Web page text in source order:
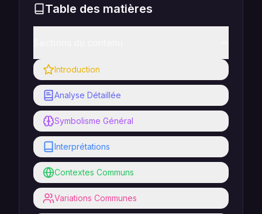
Table des matières
Introduction
Analyse Détaillée
Symbolisme Général
Interprétations
Contextes Communs
Variations Communes